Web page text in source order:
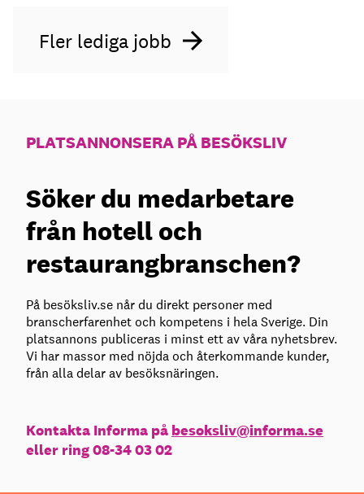
Fler lediga jobb
PLATSANNONSERA PÅ BESÖKSLIV
Söker du medarbetare
från hotell och
restaurangbranschen?
På besöksliv.se når du direkt personer med
branscherfarenhet och kompetens i hela Sverige. Din
platsannons publiceras i minst ett av våra nyhetsbrev.
Vi har massor med nöjda och återkommande kunder,
från alla delar av besöksnäringen.
Kontakta Informa på besoksliv@informa.se
eller ring 08-34 03 02